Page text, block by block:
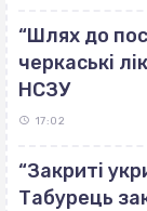
“Шлях до
черкаські
НСЗУ
17:02
“Закриті
Табурець